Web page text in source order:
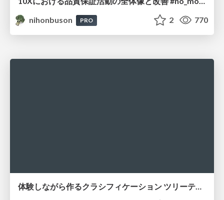
nihonbuson
PRO 2 770
体験しながら作るクラシフィケーション ツリーテスト